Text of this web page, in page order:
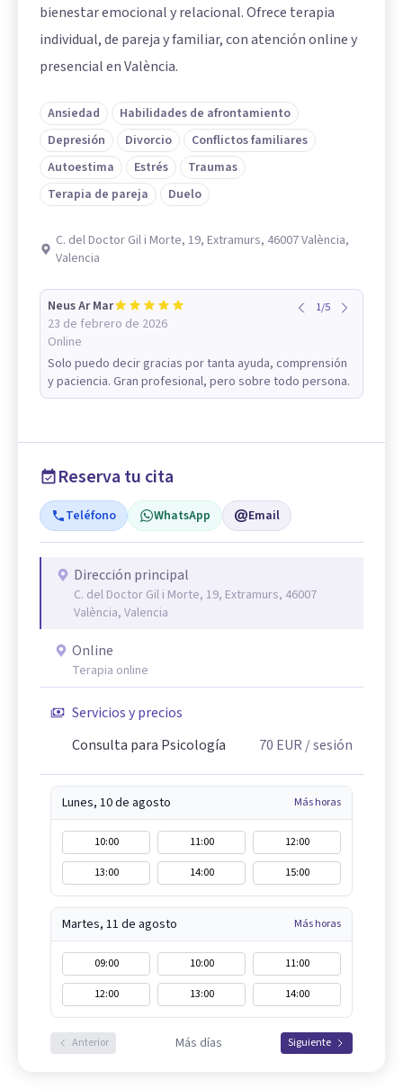
bienestar emocional y relacional. Ofrece terapia
individual, de pareja y familiar, con atención online y
presencial en València.
Ansiedad
Habilidades de afrontamiento
Depresión
Divorcio
Conflictos familiares
Autoestima
Estrés
Traumas
Terapia de pareja
Duelo
C. del Doctor Gil i Morte, 19, Extramurs, 46007 València,
Valencia
Neus Ar Mar
23 de febrero de 2026
Online
1/5
Solo puedo decir gracias por tanta ayuda, comprensión
y paciencia. Gran profesional, pero sobre todo persona.
Reserva tu cita
Teléfono WhatsApp Email
Dirección principal
C. del Doctor Gil i Morte, 19, Extramurs, 46007
València, Valencia
Online
Terapia online
Servicios y precios
Consulta para Psicología
70 EUR / sesión
Lunes, 10 de agosto Más horas
10:00 11:00
12:00
13:00
14:00 15:00
Martes, 11 de agosto Más horas
09:00 10:00
11:00
12:00
13:00 14:00
Anterior Más días Siguiente